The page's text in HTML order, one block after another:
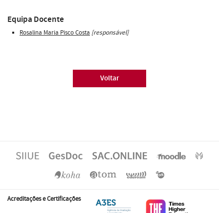
Equipa Docente
Rosalina Maria Pisco Costa [responsável]
Voltar
Acreditações e Certificações